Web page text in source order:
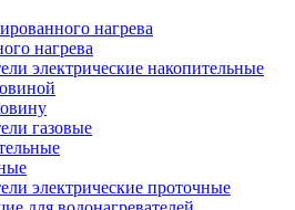
нагрева
нагрева
электрические накопительные
газовые
электрические проточные